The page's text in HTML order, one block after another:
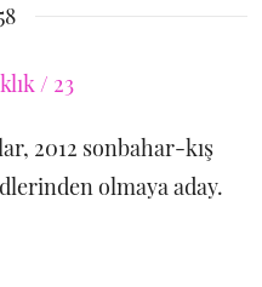
2012 sonbahar-kış
olmaya aday.